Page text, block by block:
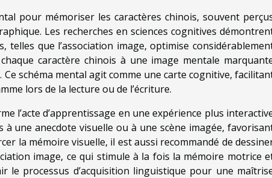
pour mémoriser les caractères chinois, souvent
Les recherches en sciences cognitives
telles que l’association image, optimise
caractère chinois à une image mentale
schéma mental agit comme une carte cognitive,
lors de la lecture ou de l’écriture.
l’acte d’apprentissage en une expérience plus
une anecdote visuelle ou à une scène imagée,
la mémoire visuelle, il est aussi recommandé de
image, ce qui stimule à la fois la mémoire motrice
le processus d’acquisition linguistique pour une